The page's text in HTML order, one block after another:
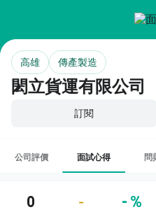
閎立貨運有限公司
高雄 傳產製造
訂閱
公司評價 面試心得 問
0 - - %